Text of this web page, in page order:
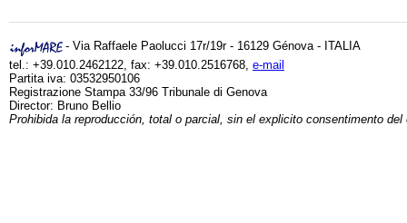
- Via Raffaele Paolucci 17r/19r - 16129 Génova - ITALIA
tel.: +39.010.2462122, fax: +39.010.2516768, e-mail
Partita iva: 03532950106
Registrazione Stampa 33/96 Tribunale di Genova
Director: Bruno Bellio
Prohibida la reproducción, total o parcial, sin el explicito consentimento del